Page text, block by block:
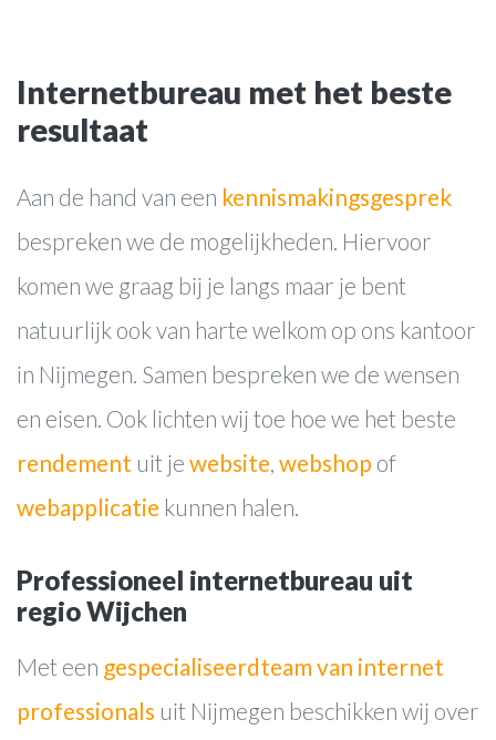
webapplicaties
Over ons
Werkwijze
Cases
Blog
Contact
Internetbureau met het beste
resultaat
Aan de hand van een kennismakingsgesprek
bespreken we de mogelijkheden. Hiervoor
komen we graag bij je langs maar je bent
natuurlijk ook van harte welkom op ons kantoor
in Nijmegen. Samen bespreken we de wensen
en eisen. Ook lichten wij toe hoe we het beste
rendement uit je website, webshop of
webapplicatie kunnen halen.
Professioneel internetbureau uit
regio Wijchen
Met een gespecialiseerdteam van internet
professionals uit Nijmegen beschikken wij over